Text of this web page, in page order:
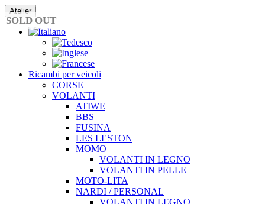
Vai
al
contenuto
Atelier
Ricambi per veicoli
CORSE
VOLANTI
ATIWE
BBS
FUSINA
LES LESTON
MOMO
VOLANTI IN LEGNO
VOLANTI IN PELLE
MOTO-LITA
NARDI / PERSONAL
VOLANTI IN LEGNO
SOLD OUT